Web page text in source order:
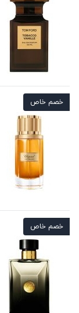
خصم خاص
خصم خاص